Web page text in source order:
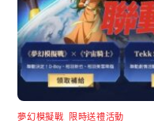
夢幻模擬戰 限時送禮活動